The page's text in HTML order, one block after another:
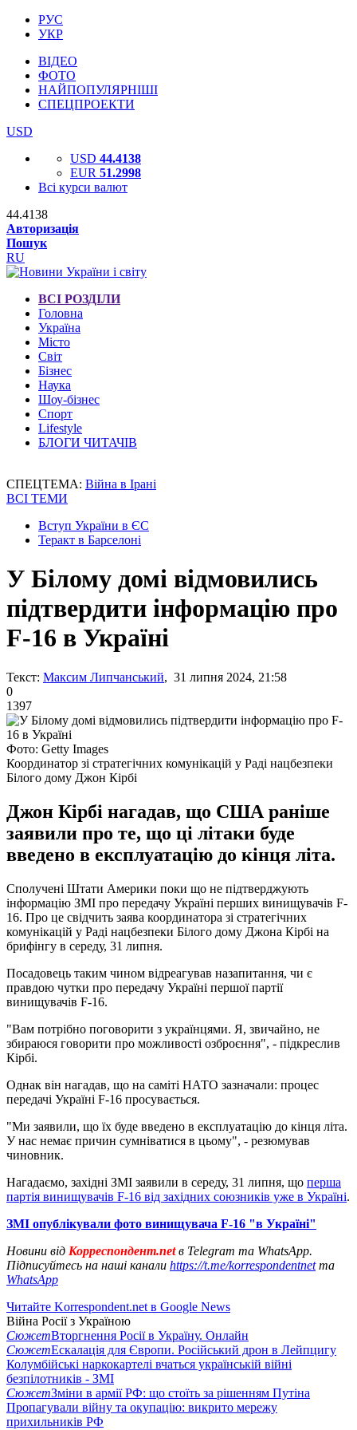
РУС
УКР
ВІДЕО
ФОТО
НАЙПОПУЛЯРНІШІ
СПЕЦПРОЕКТИ
USD
USD 44.4138
EUR 51.2998
Всі курси валют
44.4138
Авторизація
Пошук
RU
ВСІ РОЗДІЛИ
Головна
Україна
Місто
Світ
Бізнес
Наука
Шоу-бізнес
Спорт
Lifestyle
БЛОГИ ЧИТАЧІВ
СПЕЦТЕМА: Війна в Ірані
ВСІ ТЕМИ
Вступ України в ЄС
Теракт в Барселоні
У Білому домі відмовились
підтвердити інформацію про
F-16 в Україні
Текст: Максим Липчанський, 31 липня 2024, 21:58
0
1397
Фото: Getty Images
Координатор зі стратегічних комунікацій у Раді нацбезпеки
Білого дому Джон Кірбі
Джон Кірбі нагадав, що США раніше
заявили про те, що ці літаки буде
введено в експлуатацію до кінця літа.
Сполучені Штати Америки поки що не підтверджують
інформацію ЗМІ про передачу Україні перших винищувачів F-
16. Про це свідчить заява координатора зі стратегічних
комунікацій у Раді нацбезпеки Білого дому Джона Кірбі на
брифінгу в середу, 31 липня.
Посадовець таким чином відреагував назапитання, чи є
правдою чутки про передачу Україні першої партії
винищувачів F-16.
"Вам потрібно поговорити з українцями. Я, звичайно, не
збираюся говорити про можливості озброєння", - підкреслив
Кірбі.
Однак він нагадав, що на саміті НАТО зазначали: процес
передачі Україні F-16 просувається.
"Ми заявили, що їх буде введено в експлуатацію до кінця літа.
У нас немає причин сумніватися в цьому", - резюмував
чиновник.
Нагадаємо, західні ЗМІ заявили в середу, 31 липня, що перша
партія винищувачів F-16 від західних союзників уже в Україні.
ЗМІ опублікували фото винищувача F-16 "в Україні"
Новини від Корреспондент.netв Telegram та WhatsApp.
Підписуйтесь на наші канали https://t.me/korrespondentnetта
WhatsApp
Читайте Korrespondent.net в Google News
Війна Росії з Україною
СюжетВторгнення Росії в Україну. Онлайн
СюжетЕскалація для Європи. Російський дрон в Лейпцигу
Колумбійські наркокартелі вчаться українській війні
безпілотників - ЗМІ
СюжетЗміни в армії РФ: що стоїть за рішенням Путіна
Пропагували війну та окупацію: викрито мережу
прихильників РФ